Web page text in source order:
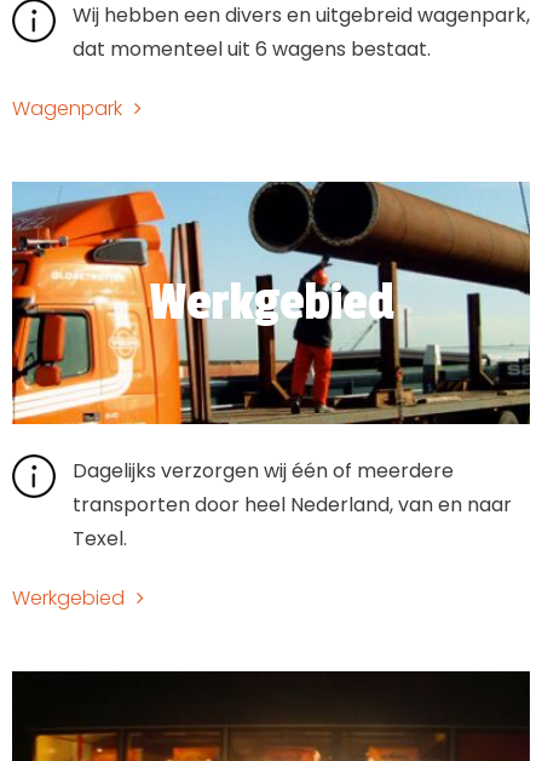
Wij hebben een divers en uitgebreid wagenpark,
dat momenteel uit 6 wagens bestaat.
Wagenpark
Werkgebied
Dagelijks verzorgen wij één of meerdere
transporten door heel Nederland, van en naar
Texel.
Werkgebied